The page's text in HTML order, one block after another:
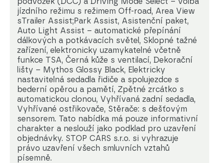
jízdního režimu s režimem Off-road, Area View
sTrailer Assist;Park Assist, Asistenční paket,
Auto Light Assist – automatické přepínání
dálkových a potkávacích světel, Sklopné tažné
zařízení, elektronicky uzamykatelné včetně
funkce TSA, Černá kůže s ventilací, Dekorační
lišty – Mythos Glossy Black, Elektricky
nastavitelná sedadla řidiče a spolujezdce s
bederní opěrou a pamětí, Zpětné zrcátko s
automatickou clonou, Vyhřívaná zadní sedadla,
Vyhřívané ostřikovače, Stěrače: s dešťovým
sensorem. Tato nabídka má pouze informativní
charakter a neslouží jako podklad pro uzavření
objednávky. STOP CARS s.r.o. si vyhrazuje
právo uzavření všech smluvních vztahů
písemně.